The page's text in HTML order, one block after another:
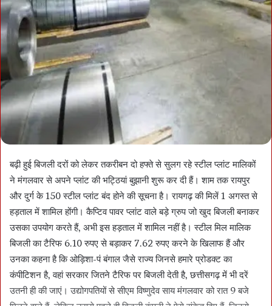
बढ़ी हुई बिजली दरों को लेकर तकरीबन दो हफ्ते से सुलग रहे स्टील प्लांट मालिकों
ने मंगलवार से अपने प्लांट की भट्ठियां बुझानी शुरू कर दी हैं। शाम तक रायपुर
और दुर्ग के 150 स्टील प्लांट बंद होने की सूचना है। रायगढ़ की मिलें 1 अगस्त से
हड़ताल में शामिल होंगी। कैप्टिव पावर प्लांट वाले बड़े ग्रुप जो खुद बिजली बनाकर
उसका उपयोग करते हैं, अभी इस हड़ताल में शामिल नहीं है। स्टील मिल मालिक
बिजली का टैरिफ 6.10 रुपए से बड़ाकर 7.62 रुपए करने के खिलाफ हैं और
उनका कहना है कि ओड़िशा-पं बंगाल जैसे राज्य जिनसे हमारे प्रोडक्ट का
कंपीटिशन है, वहां सरकार जितने टैरिफ पर बिजली देती है, छत्तीसगढ़ में भी दरें
उतनी ही की जाएं। उद्योगपतियों से सीएम विष्णुदेव साय मंगलवार को रात 9 बजे